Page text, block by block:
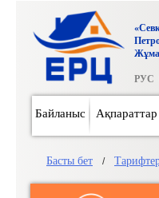
РУС
Байланыс
Басты бет /